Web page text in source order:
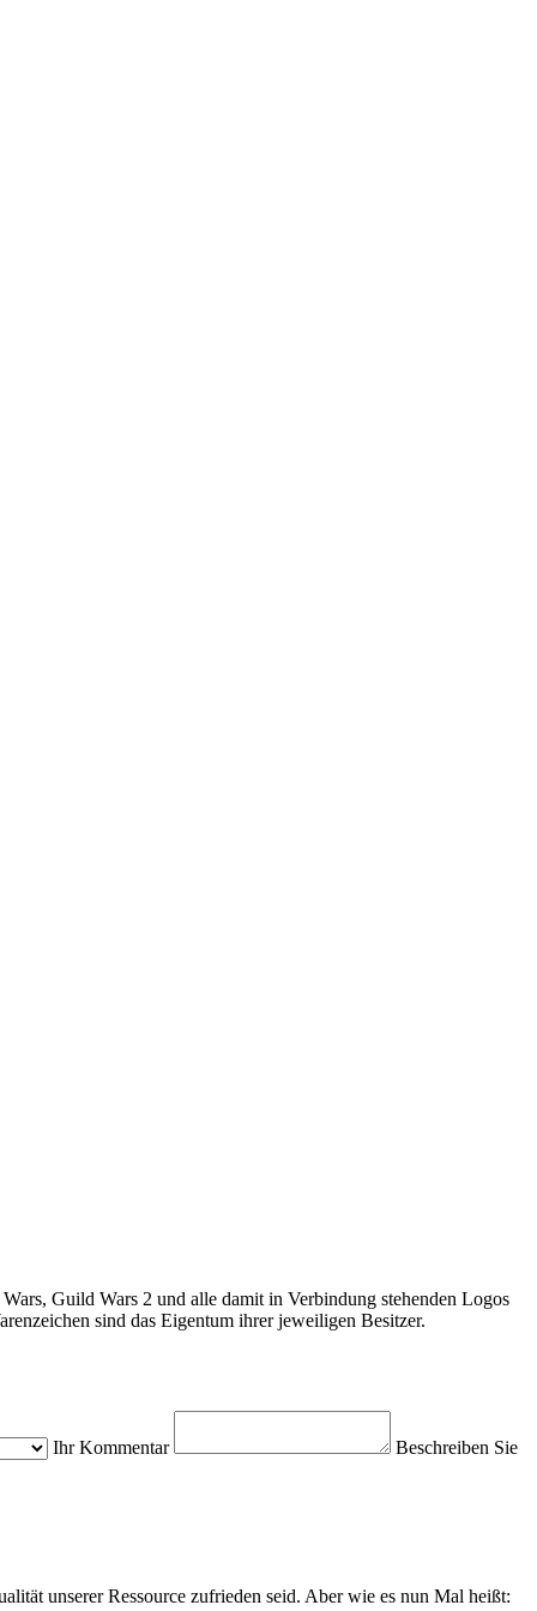
Guild Wars 2 und alle damit in Verbindung stehenden Logos
sind das Eigentum ihrer jeweiligen Besitzer.
Ihr Kommentar Beschreiben Sie
unserer Ressource zufrieden seid. Aber wie es nun Mal heißt: